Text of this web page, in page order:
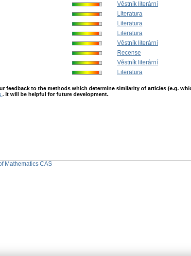
Věstník literární
Literatura
Literatura
Literatura
Věstník literární
Recense
Věstník literární
Literatura
feedback to the methods which determine similarity of articles (e.g.
. It will be helpful for future development.
Mathematics CAS